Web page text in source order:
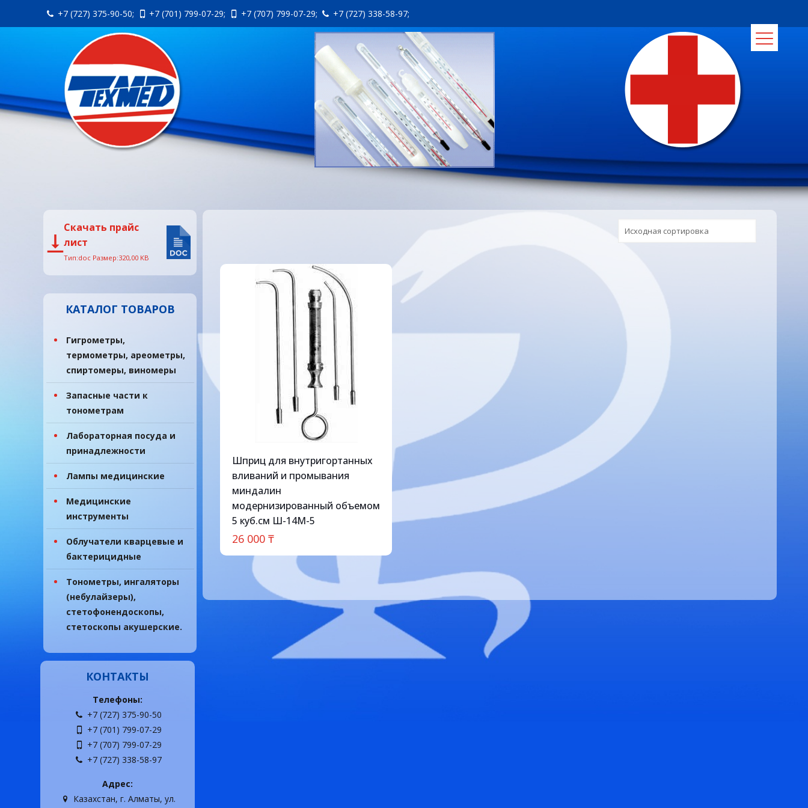
+7 (727) 375-90-50; +7 (701) 799-07-29; +7 (707) 799-07-29; +7 (727) 338-58-97;
Шприц для внутригортанных
вливаний и промывания
миндалин
модернизированный объемом
5 куб.см Ш-14М-5
26 000₸
Скачать прайс
лист
Тип:doc Размер:320,00 KB
КАТАЛОГ ТОВАРОВ
Гигрометры,
термометры, ареометры,
спиртомеры, виномеры
Запасные части к
тонометрам
Лабораторная посуда и
принадлежности
Лампы медицинские
Медицинские
инструменты
Облучатели кварцевые и
бактерицидные
Тонометры, ингаляторы
(небулайзеры),
стетофонендоскопы,
стетоскопы акушерские.
КОНТАКТЫ
Телефоны:
+7 (727) 375-90-50
+7 (701) 799-07-29
+7 (707) 799-07-29
+7 (727) 338-58-97
Адрес:
Казахстан, г. Алматы, ул.